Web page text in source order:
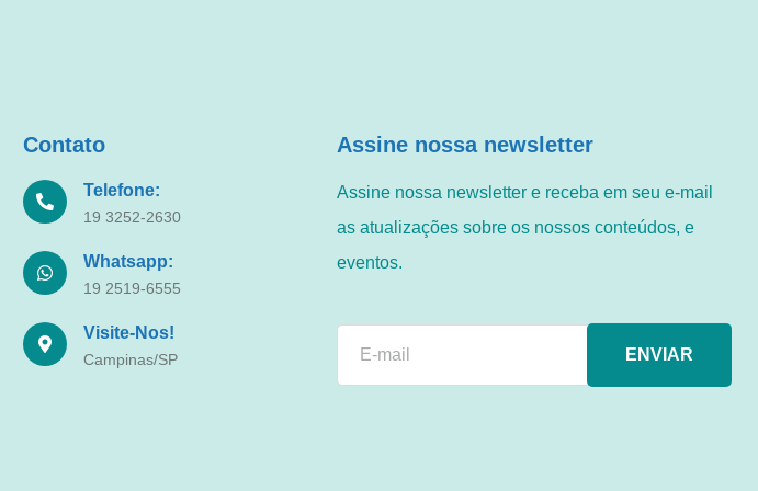
Contato
Telefone:
19 3252-2630
Whatsapp:
19 2519-6555
Visite-Nos!
Campinas/SP
Assine nossa newsletter
Assine nossa newsletter e receba em seu e-mail
as atualizações sobre os nossos conteúdos, e
eventos.
ENVIAR